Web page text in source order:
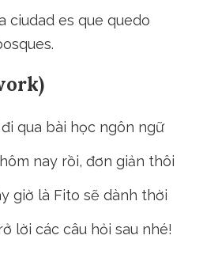
ciudad es que quedo
qua bài học ngôn ngữ
nay rồi, đơn giản thôi
giờ là Fito sẽ dành thời
lời các câu hỏi sau nhé!